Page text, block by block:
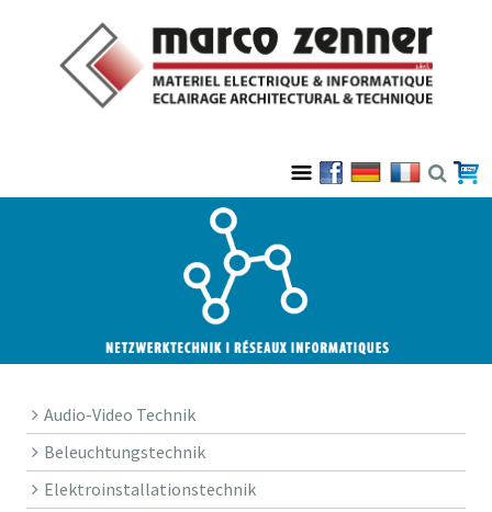
Audio-Video Technik
Beleuchtungstechnik
Elektroinstallationstechnik